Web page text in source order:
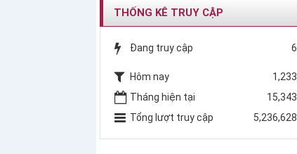
THỐNG KÊ TRUY CẬP
Đang truy cập 6
Hôm nay
1,233
Tháng hiện tại
15,343
Tổng lượt truy cập
5,236,628